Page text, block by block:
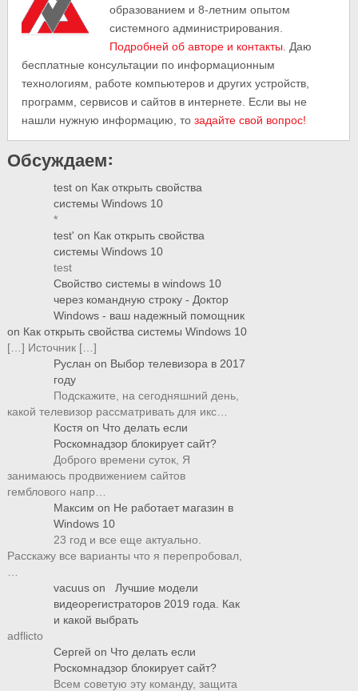
образованием и 8-летним опытом
системного администрирования.
Подробней об авторе и контакты . Даю
бесплатные консультации по информационным
технологиям, работе компьютеров и других устройств,
программ, сервисов и сайтов в интернете. Если вы не
нашли нужную информацию, тозадайте свой вопрос!
Обсуждаем:
test on Как открыть свойства
системы Windows 10
*
test' on Как открыть свойства
системы Windows 10
test
Свойство системы в windows 10
через командную строку - Доктор
Windows - ваш надежный помощник
on Как открыть свойства системы Windows 10
[…] Источник […]
Руслан on Выбор телевизора в 2017
году
Подскажите, на сегодняшний день,
какой телевизор рассматривать для икс…
Костя on Что делать если
Роскомнадзор блокирует сайт?
Доброго времени суток, Я
занимаюсь продвижением сайтов
гемблового напр…
Максим on Не работает магазин в
Windows 10
23 год и все еще актуально.
Расскажу все варианты что я перепробовал,
vacuus on
Лучшие модели
видеорегистраторов 2019 года. Как
и какой выбрать
adflicto
Сергей on Что делать если
Роскомнадзор блокирует сайт?
Всем советую эту команду, защита